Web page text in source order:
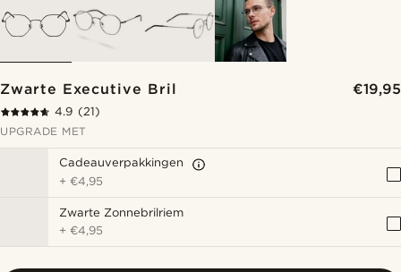
Zwarte Executive Bril €19,95
4.9 (21)
UPGRADE MET
Cadeauverpakkingen
+€4,95
Zwarte Zonnebrilriem
+€4,95